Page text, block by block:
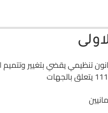
تنظيمي يقضي بتغيير وتتميم